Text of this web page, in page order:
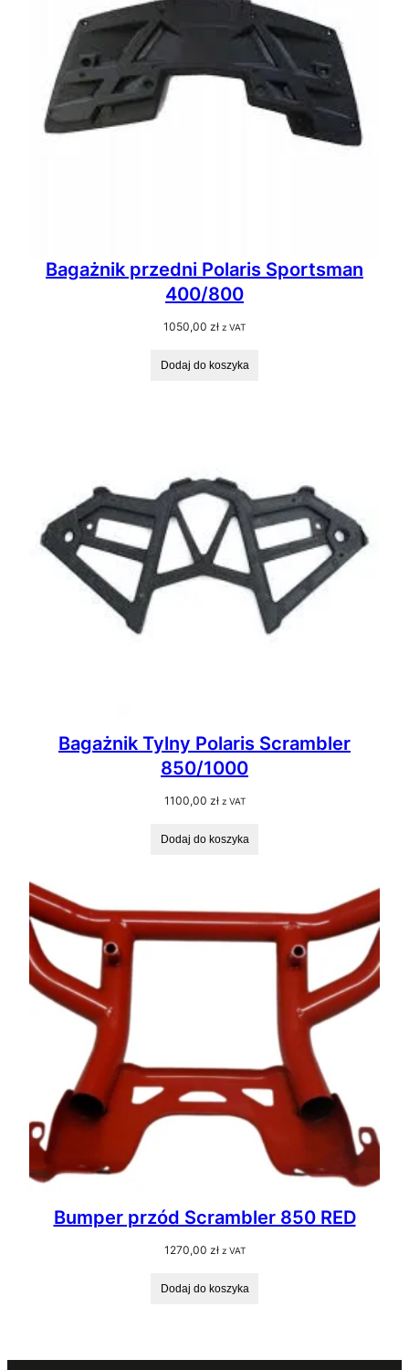
Bagażnik przedni Polaris Sportsman
400/800
1050,00 zł z VAT
Dodaj do koszyka
Bagażnik Tylny Polaris Scrambler
850/1000
1100,00 zł z VAT
Dodaj do koszyka
Bumper przód Scrambler 850 RED
1270,00 zł z VAT
Dodaj do koszyka